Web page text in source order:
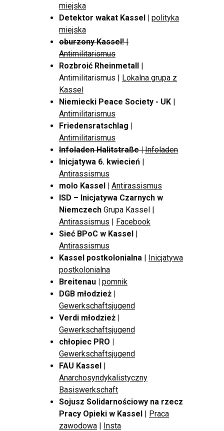
miejska
Detektor wakat Kassel | polityka
miejska
oburzony Kassel!|
Antimilitarismus
Rozbroić Rheinmetall |
Antimilitarismus | Lokalna grupa z
Kassel
Niemiecki Peace Society - UK |
Antimilitarismus
Friedensratschlag |
Antimilitarismus
Infoladen Halitstraße |Infoladen
Inicjatywa 6. kwiecień |
Antirassismus
molo Kassel | Antirassismus
ISD – Inicjatywa Czarnych w
Niemczech Grupa Kassel |
Antirassismus | Facebook
Sieć BPoC w Kassel |
Antirassismus
Kassel postkolonialna | Inicjatywa
postkolonialna
Breitenau | pomnik
DGB młodzież |
Gewerkschaftsjugend
Verdi młodzież |
Gewerkschaftsjugend
chłopiec PRO |
Gewerkschaftsjugend
FAU Kassel |
Anarchosyndykalistyczny
Basiswerkschaft
Sojusz Solidarnościowy na rzecz
Pracy Opieki w Kassel | Praca
zawodowa | Insta